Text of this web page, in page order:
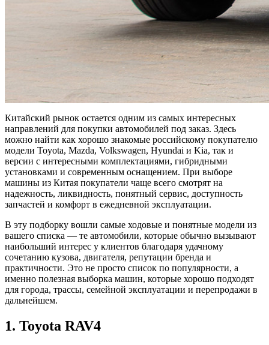
Китайский рынок остается одним из самых интересных
направлений для покупки автомобилей под заказ. Здесь
можно найти как хорошо знакомые российскому покупателю
модели Toyota, Mazda, Volkswagen, Hyundai и Kia, так и
версии с интересными комплектациями, гибридными
установками и современным оснащением. При выборе
машины из Китая покупатели чаще всего смотрят на
надежность, ликвидность, понятный сервис, доступность
запчастей и комфорт в ежедневной эксплуатации.
В эту подборку вошли самые ходовые и понятные модели из
вашего списка — те автомобили, которые обычно вызывают
наибольший интерес у клиентов благодаря удачному
сочетанию кузова, двигателя, репутации бренда и
практичности. Это не просто список по популярности, а
именно полезная выборка машин, которые хорошо подходят
для города, трассы, семейной эксплуатации и перепродажи в
дальнейшем.
1. Toyota RAV4